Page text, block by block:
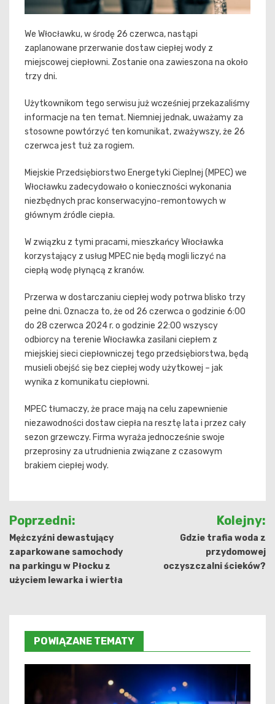
We Włocławku, w środę 26 czerwca, nastąpi
zaplanowane przerwanie dostaw ciepłej wody z
miejscowej ciepłowni. Zostanie ona zawieszona na około
trzy dni.
Użytkownikom tego serwisu już wcześniej przekazaliśmy
informacje na ten temat. Niemniej jednak, uważamy za
stosowne powtórzyć ten komunikat, zważywszy, że 26
czerwca jest tuż za rogiem.
Miejskie Przedsiębiorstwo Energetyki Cieplnej (MPEC) we
Włocławku zadecydowało o konieczności wykonania
niezbędnych prac konserwacyjno-remontowych w
głównym źródle ciepła.
W związku z tymi pracami, mieszkańcy Włocławka
korzystający z usług MPEC nie będą mogli liczyć na
ciepłą wodę płynącą z kranów.
Przerwa w dostarczaniu ciepłej wody potrwa blisko trzy
pełne dni. Oznacza to, że od 26 czerwca o godzinie 6:00
do 28 czerwca 2024 r. o godzinie 22:00 wszyscy
odbiorcy na terenie Włocławka zasilani ciepłem z
miejskiej sieci ciepłowniczej tego przedsiębiorstwa, będą
musieli obejść się bez ciepłej wody użytkowej – jak
wynika z komunikatu ciepłowni.
MPEC tłumaczy, że prace mają na celu zapewnienie
niezawodności dostaw ciepła na resztę lata i przez cały
sezon grzewczy. Firma wyraża jednocześnie swoje
przeprosiny za utrudnienia związane z czasowym
brakiem ciepłej wody.
Nawigacja
wpisu
Poprzedni:
Mężczyźni dewastujący
zaparkowane samochody
na parkingu w Płocku z
użyciem lewarka i wiertła
Kolejny:
Gdzie trafia woda z
przydomowej
oczyszczalni ścieków?
POWIĄZANE TEMATY